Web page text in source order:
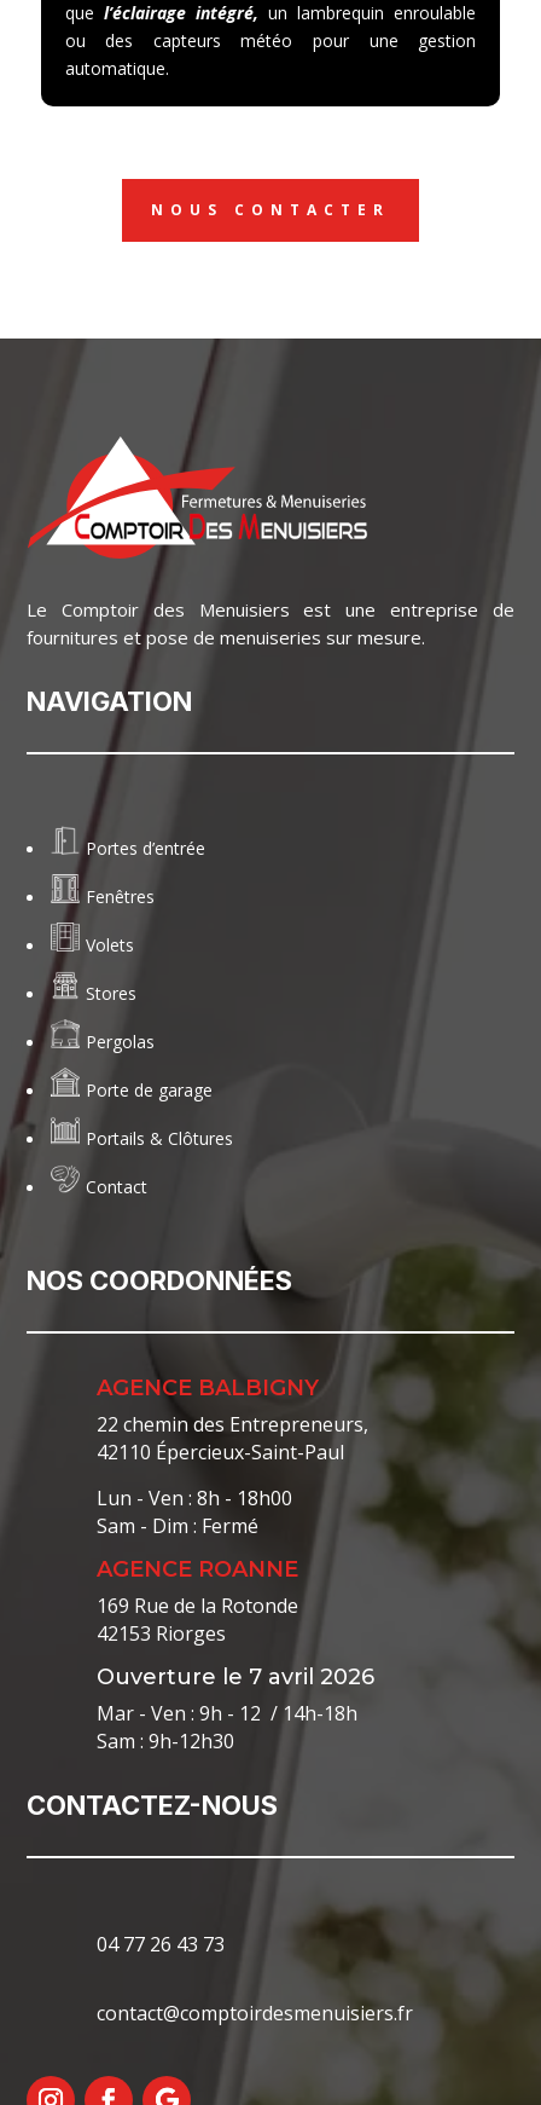
que l’éclairage intégré, un lambrequin enroulable
ou des capteurs météo pour une gestion
automatique.
NOUS CONTACTER
Le Comptoir des Menuisiers est une entreprise de
fournitures et pose de menuiseries sur mesure.
NAVIGATION
Portes d’entrée
Fenêtres
Volets
Stores
Pergolas
Porte de garage
Portails & Clôtures
Contact
NOS COORDONNÉES
AGENCE BALBIGNY
22 chemin des Entrepreneurs,
42110 Épercieux-Saint-Paul
Lun - Ven : 8h - 18h00
Sam - Dim : Fermé
AGENCE ROANNE
169 Rue de la Rotonde
42153 Riorges
Ouverture le 7 avril 2026
Mar - Ven : 9h - 12 / 14h-18h
Sam : 9h-12h30
CONTACTEZ-NOUS
04 77 26 43 73
contact@comptoirdesmenuisiers.fr